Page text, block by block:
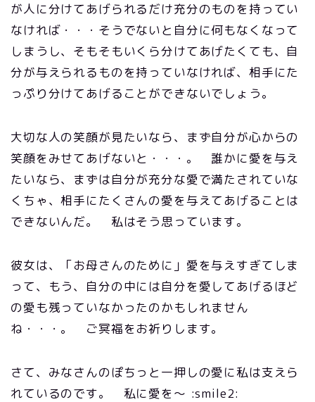
が人に分けてあげられるだけ充分のものを持ってい
なければ・・・そうでないと自分に何もなくなって
しまうし、そもそもいくら分けてあげたくても、自
分が与えられるものを持っていなければ、相手にた
っぷり分けてあげることができないでしょう。
大切な人の笑顔が見たいなら、まず自分が心からの
笑顔をみせてあげないと・・・。 誰かに愛を与え
たいなら、まずは自分が充分な愛で満たされていな
くちゃ、相手にたくさんの愛を与えてあげることは
できないんだ。 私はそう思っています。
彼女は、「お母さんのために」愛を与えすぎてしま
って、もう、自分の中には自分を愛してあげるほど
の愛も残っていなかったのかもしれません
ね・・・。 ご冥福をお祈りします。
さて、みなさんのぽちっと一押しの愛に私は支えら
れているのです。 私に愛を～ :smile2: